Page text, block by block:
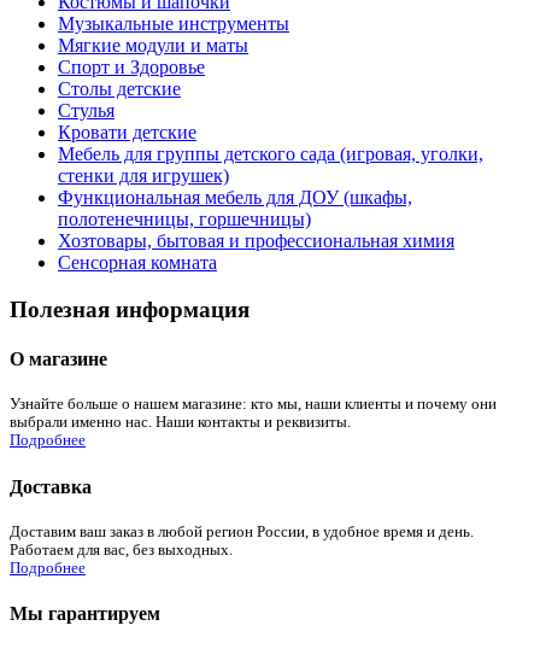
Музыкальные инструменты
Мягкие модули и маты
Спорт и Здоровье
Столы детские
Стулья
Кровати детские
Мебель для группы детского сада (игровая, уголки,
стенки для игрушек)
Функциональная мебель для ДОУ (шкафы,
полотенечницы, горшечницы)
Хозтовары, бытовая и профессиональная химия
Сенсорная комната
Полезная информация
О магазине
Узнайте больше о нашем магазине: кто мы, наши клиенты и почему они
выбрали именно нас. Наши контакты и реквизиты.
Подробнее
Доставка
Доставим ваш заказ в любой регион России, в удобное время и день.
Работаем для вас, без выходных.
Подробнее
Мы гарантируем